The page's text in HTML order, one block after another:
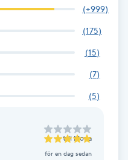
(+999)
(175)
(15)
(7)
(5)
till Mona
för en dag sedan